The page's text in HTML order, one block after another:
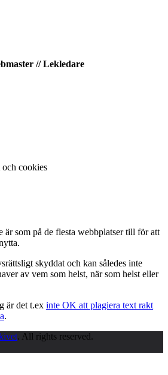
// Lekledare
cookies
är som på de flesta webbplatser till för att
skyddat och kan således inte
av vem som helst, när som helst eller
är det t.ex inte OK att plagiera text rakt
.
. All rights reserved.